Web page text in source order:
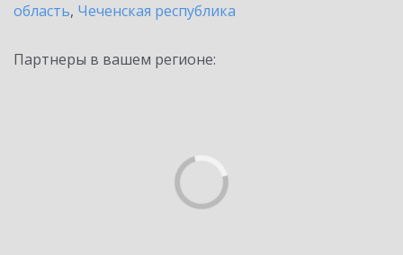
область, Чеченская республика
Партнеры в вашем регионе: